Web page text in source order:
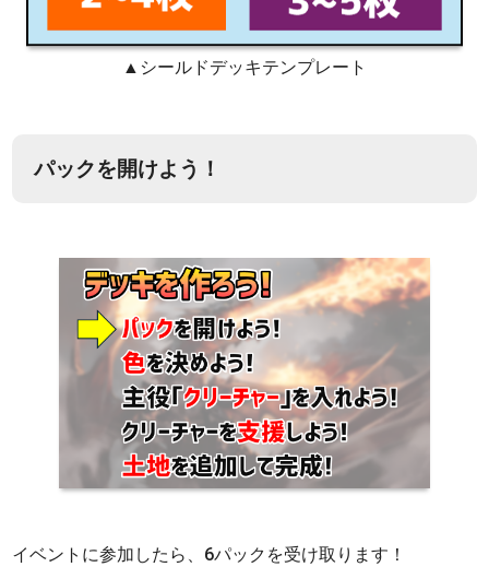
▲シールドデッキテンプレート
パックを開けよう！
イベントに参加したら、6パックを受け取ります！